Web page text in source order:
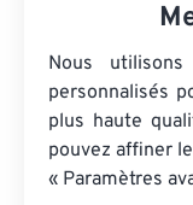
Nous
personnalisés
plus haute
pouvez affiner
« Paramètres